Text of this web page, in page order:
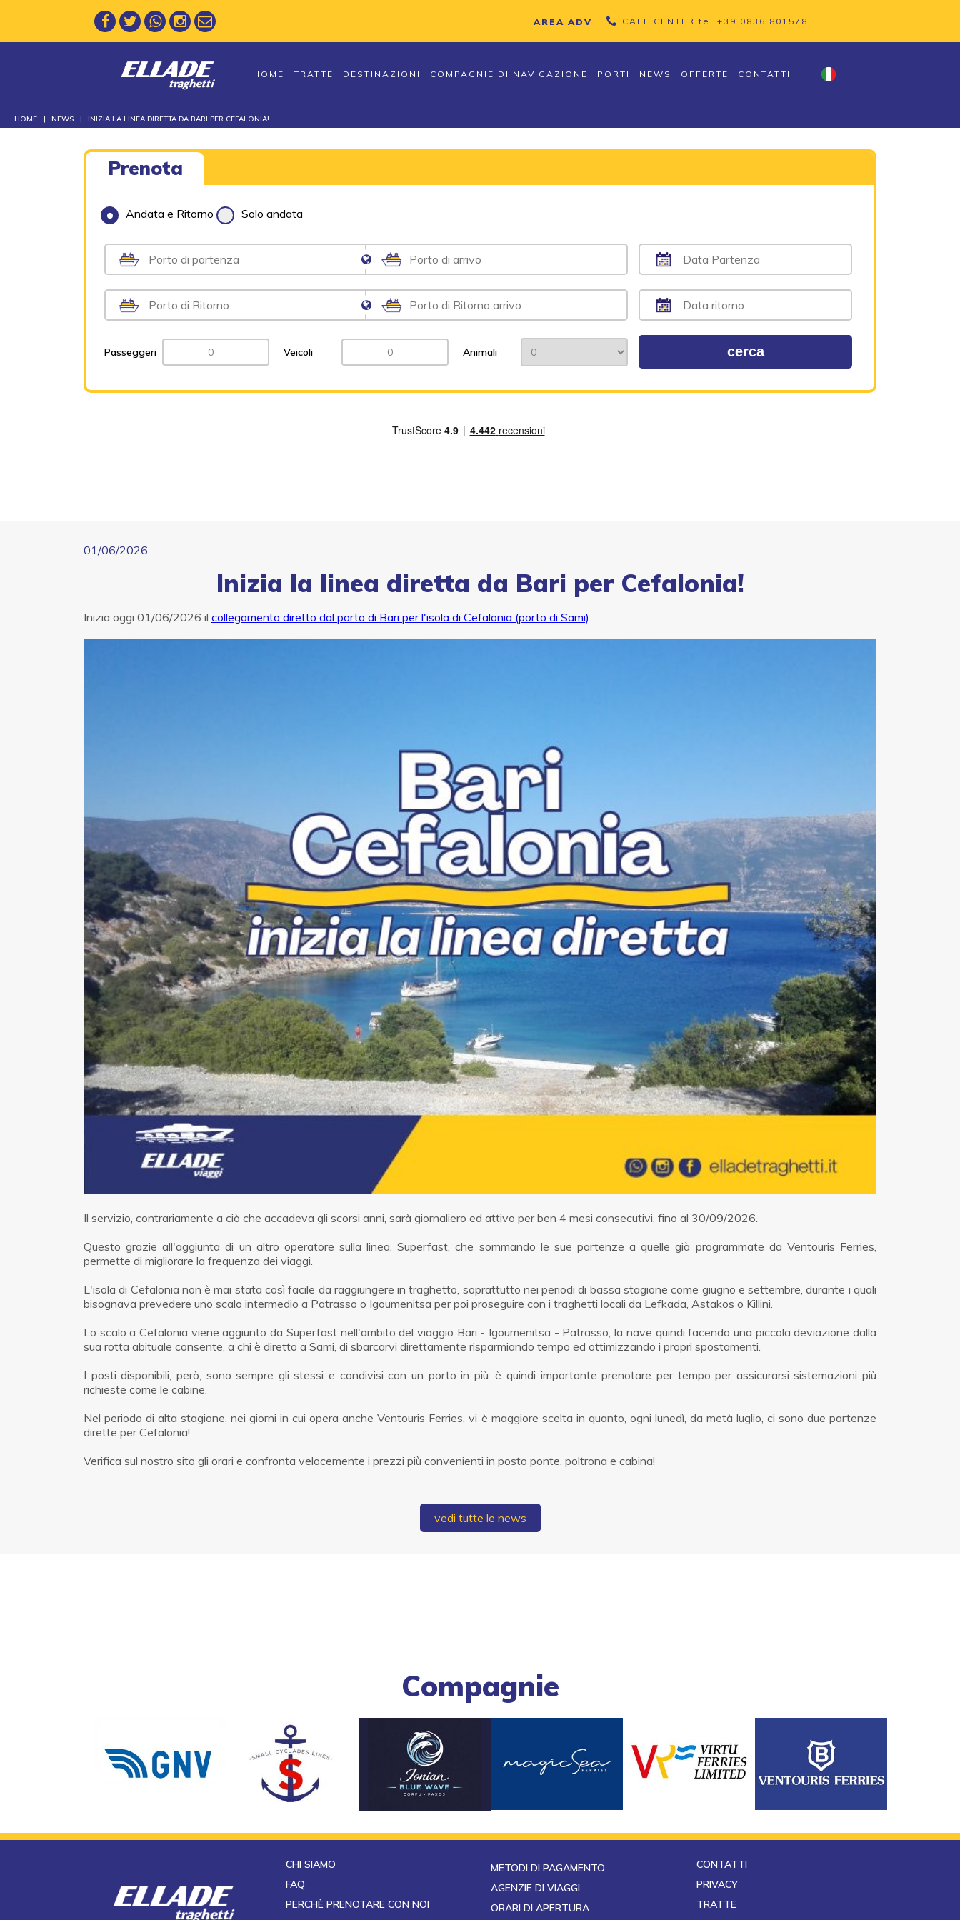
AREA ADV CALL CENTER tel +39 0836 801578
HOME TRATTE DESTINAZIONI COMPAGNIE DI NAVIGAZIONE PORTI NEWS OFFERTE CONTATTI IT
HOME NEWS INIZIA LA LINEA DIRETTA DA BARI PER CEFALONIA!
Prenota
Andata e Ritorno Solo andata
Passeggeri Veicoli Animali cerca
01/06/2026
Inizia la linea diretta da Bari per Cefalonia!
Inizia oggi 01/06/2026 il collegamento diretto dal porto di Bari per l'isola di Cefalonia (porto di Sami).
Il servizio, contrariamente a ciò che accadeva gli scorsi anni, sarà giornaliero ed attivo per ben 4 mesi consecutivi, fino al 30/09/2026.
Questo grazie all'aggiunta di un altro operatore sulla linea, Superfast, che sommando le sue partenze a quelle già programmate da Ventouris Ferries,
permette di migliorare la frequenza dei viaggi.
L'isola di Cefalonia non è mai stata così facile da raggiungere in traghetto, soprattutto nei periodi di bassa stagione come giugno e settembre, durante i quali
bisognava prevedere uno scalo intermedio a Patrasso o Igoumenitsa per poi proseguire con i traghetti locali da Lefkada, Astakos o Killini.
Lo scalo a Cefalonia viene aggiunto da Superfast nell'ambito del viaggio Bari - Igoumenitsa - Patrasso, la nave quindi facendo una piccola deviazione dalla
sua rotta abituale consente, a chi è diretto a Sami, di sbarcarvi direttamente risparmiando tempo ed ottimizzando i propri spostamenti.
I posti disponibili, però, sono sempre gli stessi e condivisi con un porto in più: è quindi importante prenotare per tempo per assicurarsi sistemazioni più
richieste come le cabine.
Nel periodo di alta stagione, nei giorni in cui opera anche Ventouris Ferries, vi è maggiore scelta in quanto, ogni lunedì, da metà luglio, ci sono due partenze
dirette per Cefalonia!
Verifica sul nostro sito gli orari e confronta velocemente i prezzi più convenienti in posto ponte, poltrona e cabina!
.
vedi tutte le news
Compagnie
CHI SIAMO
FAQ
PERCHÈ PRENOTARE CON NOI
METODI DI PAGAMENTO
AGENZIE DI VIAGGI
ORARI DI APERTURA
CONTATTI
PRIVACY
TRATTE